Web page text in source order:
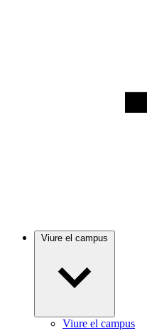
Viure el campus
Viure el campus